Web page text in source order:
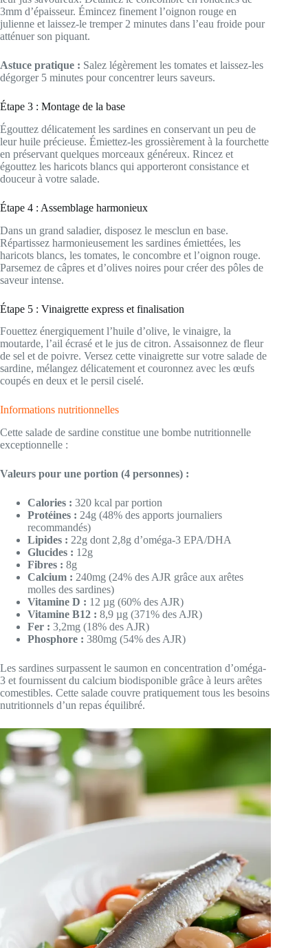
3mm d’épaisseur. Émincez finement l’oignon rouge en
julienne et laissez-le tremper 2 minutes dans l’eau froide pour
atténuer son piquant.
Astuce pratique : Salez légèrement les tomates et laissez-les
dégorger 5 minutes pour concentrer leurs saveurs.
Étape 3 : Montage de la base
Égouttez délicatement les sardines en conservant un peu de
leur huile précieuse. Émiettez-les grossièrement à la fourchette
en préservant quelques morceaux généreux. Rincez et
égouttez les haricots blancs qui apporteront consistance et
douceur à votre salade.
Étape 4 : Assemblage harmonieux
Dans un grand saladier, disposez le mesclun en base.
Répartissez harmonieusement les sardines émiettées, les
haricots blancs, les tomates, le concombre et l’oignon rouge.
Parsemez de câpres et d’olives noires pour créer des pôles de
saveur intense.
Étape 5 : Vinaigrette express et finalisation
Fouettez énergiquement l’huile d’olive, le vinaigre, la
moutarde, l’ail écrasé et le jus de citron. Assaisonnez de fleur
de sel et de poivre. Versez cette vinaigrette sur votre salade de
sardine, mélangez délicatement et couronnez avec les œufs
coupés en deux et le persil ciselé.
Informations nutritionnelles
Cette salade de sardine constitue une bombe nutritionnelle
exceptionnelle :
Valeurs pour une portion (4 personnes) :
Calories : 320 kcal par portion
Protéines : 24g (48% des apports journaliers
recommandés)
Lipides : 22g dont 2,8g d’oméga-3 EPA/DHA
Glucides : 12g
Fibres : 8g
Calcium : 240mg (24% des AJR grâce aux arêtes
molles des sardines)
Vitamine D : 12 µg (60% des AJR)
Vitamine B12 : 8,9 µg (371% des AJR)
Fer : 3,2mg (18% des AJR)
Phosphore : 380mg (54% des AJR)
Les sardines surpassent le saumon en concentration d’oméga-
3 et fournissent du calcium biodisponible grâce à leurs arêtes
comestibles. Cette salade couvre pratiquement tous les besoins
nutritionnels d’un repas équilibré.